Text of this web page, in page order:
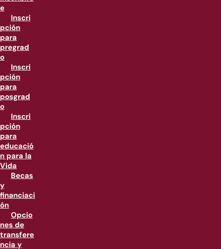
e
Inscri
pción
para
pregrad
o
Inscri
pción
para
posgrad
o
Inscri
pción
para
educació
n para la
Vida
Becas
y
financiaci
ón
Opcio
nes de
transfere
ncia y